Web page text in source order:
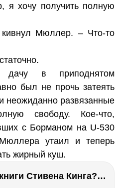
я хочу получить полную
Мюллер. – Что-то
в приподнятом
был не прочь затеять
неожиданно развязанные
свободу. Кое-что,
с Борманом на U-530
утаил и теперь
жирный куш.
САМЫЕ СТРАШНЫЕ книги Стивена Кинга???